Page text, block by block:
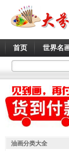
首页 世界名
油画分类大全